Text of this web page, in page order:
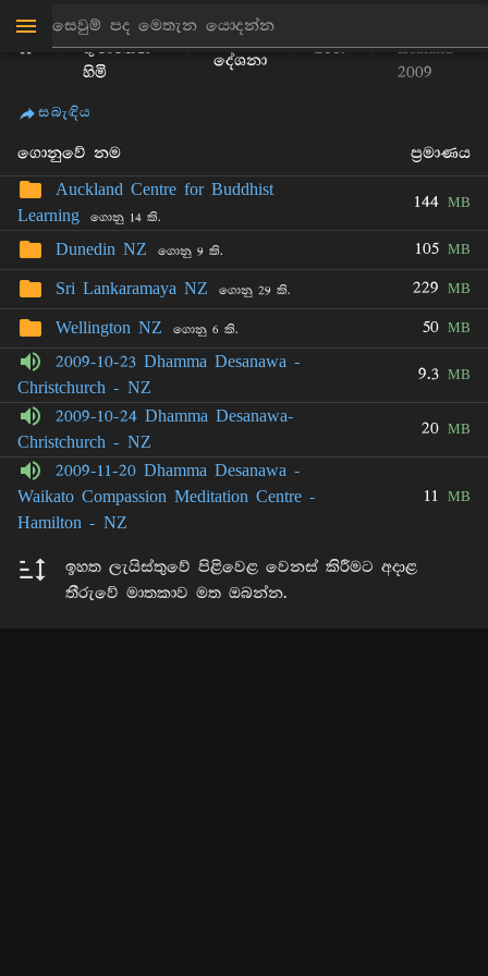
පිටිගල
ගුණරතන
හිමි
ධර්ම
දේශනා
2009
Zealand
2009
සබැඳිය
ගොනුවේ නම
ප්‍රමාණය
Auckland Centre for Buddhist
Learning
ගොනු 14 කි.
144 MB
Dunedin NZ ගොනු 9 කි. 105 MB
Sri Lankaramaya NZ ගොනු 29 කි. 229 MB
Wellington NZ ගොනු 6 කි. 50 MB
2009-10-23 Dhamma Desanawa -
Christchurch - NZ
9.3 MB
2009-10-24 Dhamma Desanawa-
Christchurch - NZ
20 MB
2009-11-20 Dhamma Desanawa -
Waikato Compassion Meditation Centre -
Hamilton - NZ
11 MB
ඉහත ලැයිස්තුවේ පිළිවෙළ වෙනස් කිරීමට අදාළ
තීරුවේ මාතකාව මත ඔබන්න.